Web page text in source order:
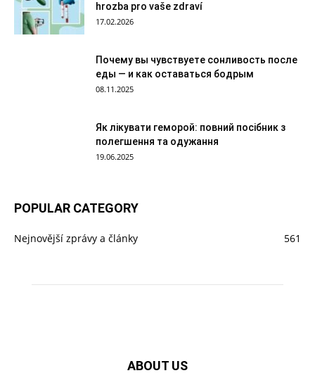
hrozba pro vaše zdraví
17.02.2026
Почему вы чувствуете сонливость после
еды — и как оставаться бодрым
08.11.2025
Як лікувати геморой: повний посібник з
полегшення та одужання
19.06.2025
POPULAR CATEGORY
Nejnovější zprávy a články 561
ABOUT US